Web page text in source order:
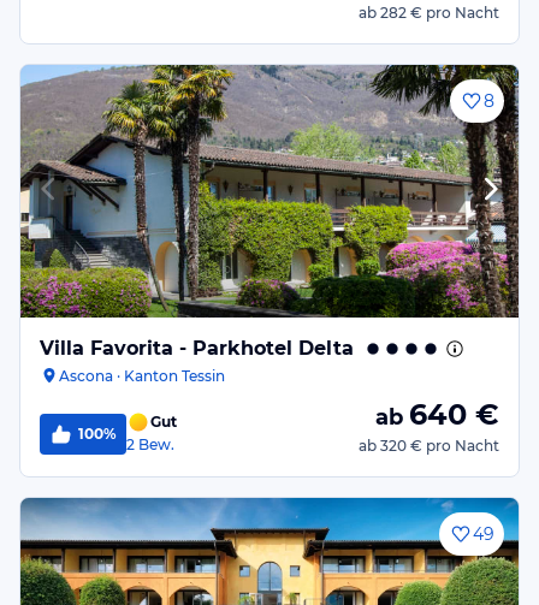
ab 282 € pro Nacht
8
Villa Favorita - Parkhotel Delta
Ascona · Kanton Tessin
100%
Gut
2 Bew.
ab 640 €
ab 320 € pro Nacht
49